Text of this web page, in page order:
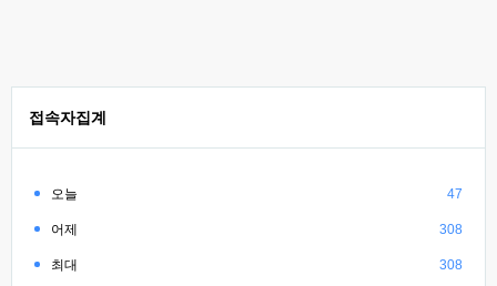
접속자집계
오늘 47
어제 308
최대 308